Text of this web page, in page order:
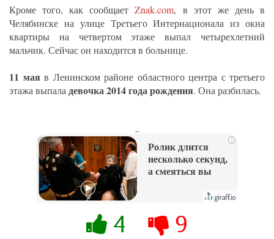
Кроме того, как сообщаетZnak.com, в этот же день в
Челябинске на улице Третьего Интернационала из окна
квартиры на четвертом этаже выпал четырехлетний
мальчик. Сейчас он находится в больнице.
11 маяв Ленинском районе областного центра с третьего
этажа выпала девочка 2014 года рождения. Она разбилась.
i
Ролик длится
несколько секунд,
а смеяться вы
4 9